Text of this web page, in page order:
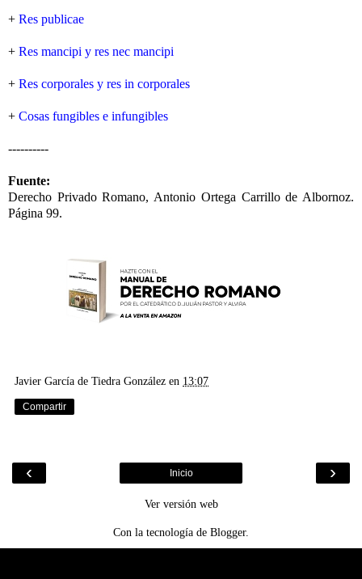
+ Res publicae
+ Res mancipi y res nec mancipi
+ Res corporales y res in corporales
+ Cosas fungibles e infungibles
----------
Fuente:
Derecho Privado Romano, Antonio Ortega Carrillo de Albornoz.
Página 99.
Javier García de Tiedra González en 13:07
Compartir
‹ ›
Inicio
Ver versión web
Con la tecnología de Blogger.